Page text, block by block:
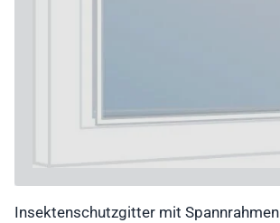
Insektenschutzgitter mit Spannrahmen